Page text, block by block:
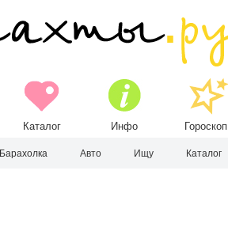
Каталог Инфо Гороскоп
Барахолка Авто Ищу Каталог